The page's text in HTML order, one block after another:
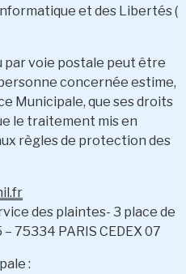
et des Libertés (
par voie postale peut être
personne concernée estime,
Municipale, que ses droits
le traitement mis en
règles de protection des
des plaintes- 3 place de
75334 PARIS CEDEX 07
: